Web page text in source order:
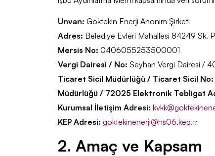
Unvan: Göktekin Enerji Anonim Şirketi
Adres: Belediye Evleri Mahallesi 84249 Sk.
Mersis No: 0406055253500001
Vergi Dairesi / No: Seyhan Vergi Dairesi /
Ticaret Sicil Müdürlüğü / Ticaret Sicil No:
Müdürlüğü / 72025 Elektronik Tebligat
Kurumsal İletişim Adresi:
KEP Adresi: goktekinenerji@hs06.kep.tr
2. Amaç ve Kapsam